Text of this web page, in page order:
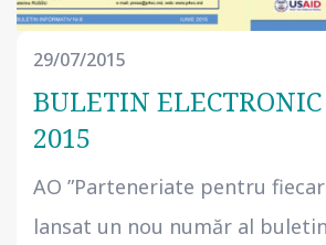
29/07/2015
BULETIN
2015
AO ”Parteneriate pentru
lansat un nou număr al